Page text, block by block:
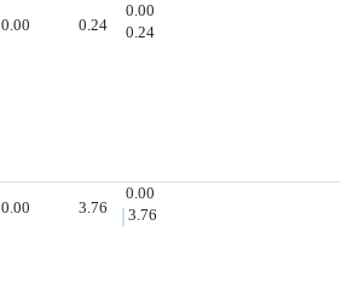
0.00 0.24
0.00
0.24
0.00 3.76
0.00
3.76